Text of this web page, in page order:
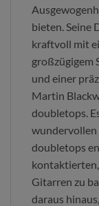
bieten. Seine
kraftvoll mit
großzügigem
und einer
Martin
doubletops.
wundervollen
doubletops
Gitarren zu
daraus